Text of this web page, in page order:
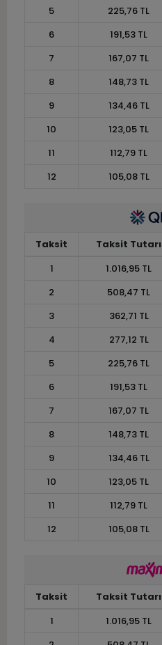
5
225,76 TL
6
191,53 TL
7
167,07 TL
8
148,73 TL
9
134,46 TL
10
123,05 TL
11
112,79 TL
12
105,08 TL
Taksit Taksit Tutarı
1
1.016,95 TL
2
508,47 TL
3
362,71 TL
4
277,12 TL
5
225,76 TL
6
191,53 TL
7
167,07 TL
8
148,73 TL
9
134,46 TL
10
123,05 TL
11
112,79 TL
12
105,08 TL
Taksit Taksit Tutarı
1
1.016,95 TL